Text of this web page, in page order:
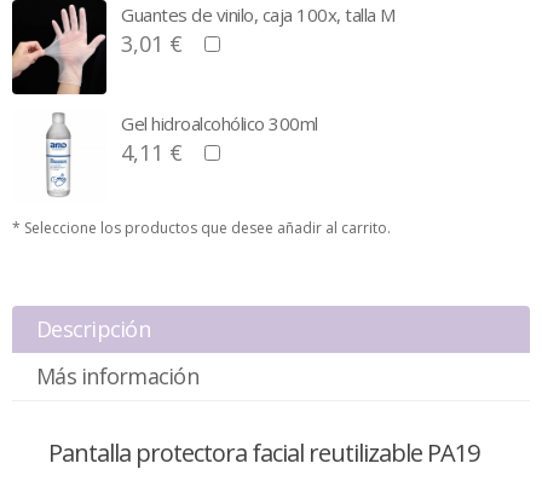
Guantes de vinilo, caja 100x, talla M
3,01 €
Gel hidroalcohólico 300ml
4,11 €
* Seleccione los productos que desee añadir al carrito.
Descripción
Más información
Pantalla protectora facial reutilizable PA19